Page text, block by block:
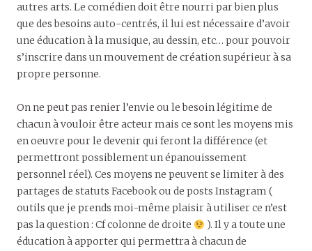
autres arts. Le comédien doit être nourri par bien plus
que des besoins auto-centrés, il lui est nécessaire d’avoir
une éducation à la musique, au dessin, etc… pour pouvoir
s’inscrire dans un mouvement de création supérieur à sa
propre personne.
On ne peut pas renier l’envie ou le besoin légitime de
chacun à vouloir être acteur mais ce sont les moyens mis
en oeuvre pour le devenir qui feront la différence (et
permettront possiblement un épanouissement
personnel réel). Ces moyens ne peuvent se limiter à des
partages de statuts Facebook ou de posts Instagram (
outils que je prends moi-même plaisir à utiliser ce n’est
pas la question : Cf colonne de droite
). Il y a toute une
éducation à apporter qui permettra à chacun de